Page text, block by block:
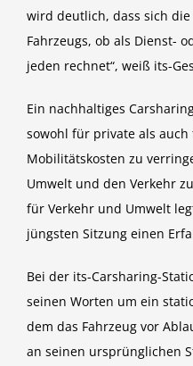
wird deutlich, dass sich
Fahrzeugs, ob als Dienst-
jeden rechnet“, weiß its-
Ein nachhaltiges
sowohl für private als
Mobilitätskosten zu
Umwelt und den Verkehr
für Verkehr und Umwelt
jüngsten Sitzung einen
Bei der its-Carsharing-
seinen Worten um ein
dem das Fahrzeug vor
an seinen ursprünglichen